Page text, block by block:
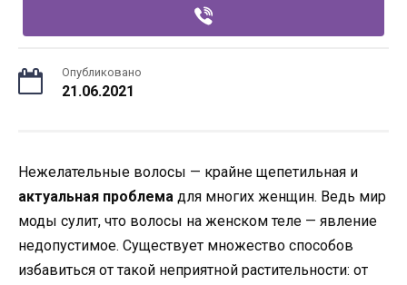
Опубликовано
21.06.2021
Нежелательные волосы — крайне щепетильная и
актуальная проблема для многих женщин. Ведь мир
моды сулит, что волосы на женском теле — явление
недопустимое. Существует множество способов
избавиться от такой неприятной растительности: от